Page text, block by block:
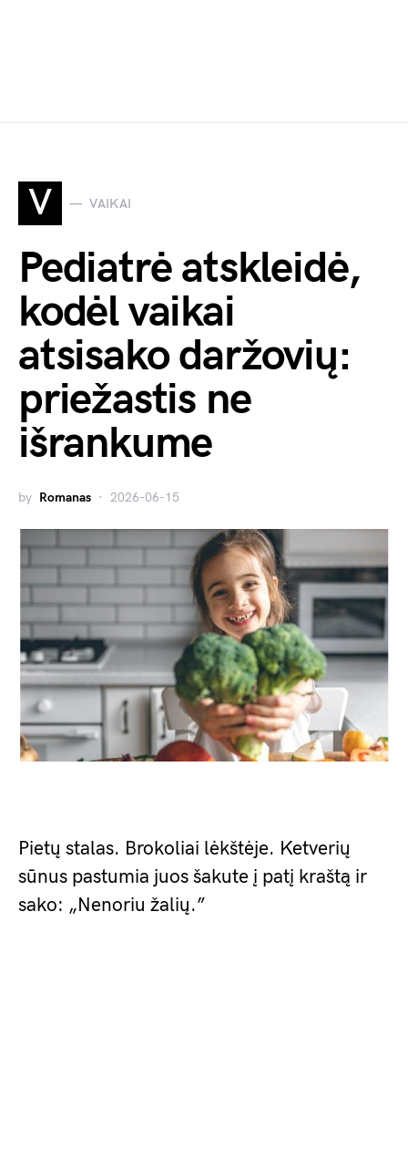
V VAIKAI
Pediatrė atskleidė,
kodėl vaikai
atsisako daržovių:
priežastis ne
išrankume
by Romanas 2026-06-15
Pietų stalas. Brokoliai lėkštėje. Ketverių
sūnus pastumia juos šakute į patį kraštą ir
sako: „Nenoriu žalių.”